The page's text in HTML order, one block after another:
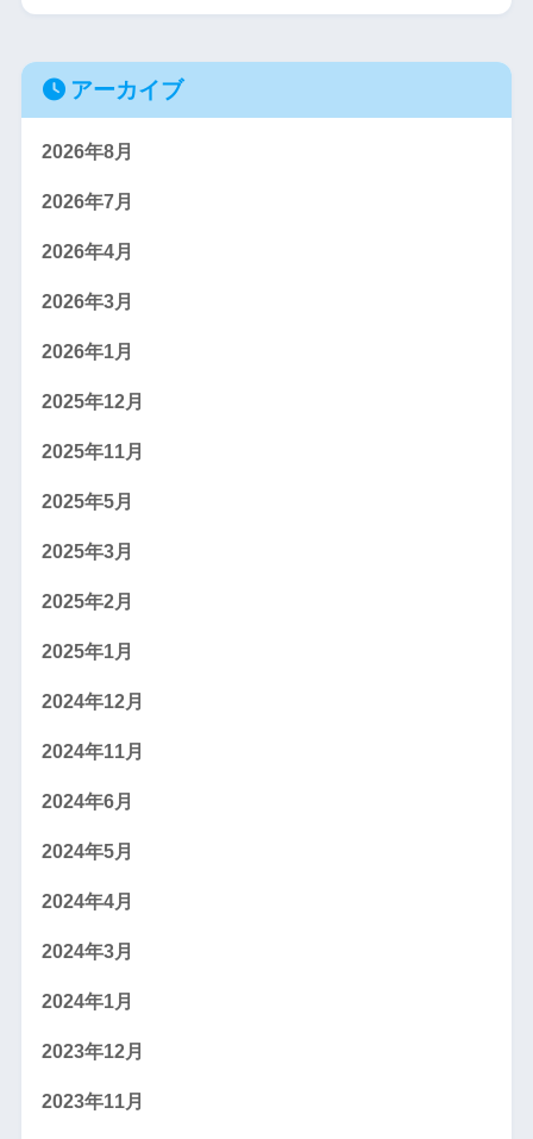
アーカイブ
2026年8月
2026年7月
2026年4月
2026年3月
2026年1月
2025年12月
2025年11月
2025年5月
2025年3月
2025年2月
2025年1月
2024年12月
2024年11月
2024年6月
2024年5月
2024年4月
2024年3月
2024年1月
2023年12月
2023年11月